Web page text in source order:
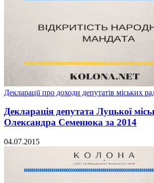
Декларації про доходи депутатів міських
Декларація депутата Луцької
Олександра Семенюка за 2014
04.07.2015